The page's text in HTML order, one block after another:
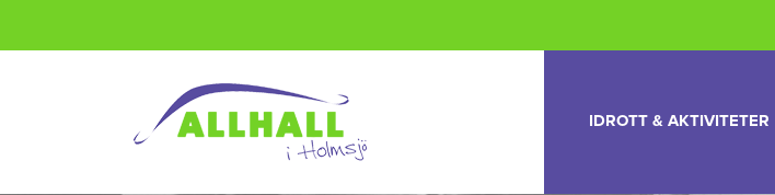
IDROTT & AKTIVITETER